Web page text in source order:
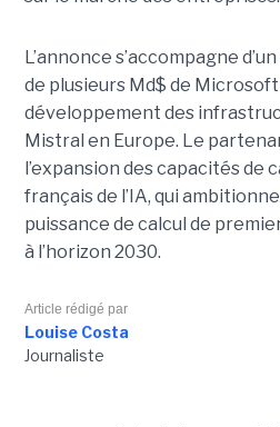
L’annonce s’accompagne
de plusieurs Md$ de
développement des
Mistral en Europe. Le
l’expansion des capacités de
français de l’IA, qui
puissance de calcul de
à l’horizon 2030.
Article rédigé par
Louise Costa
Journaliste